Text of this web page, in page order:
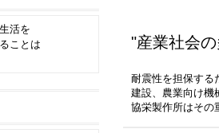
"産業社会
耐震性を担保する
建設、農業向け機
協栄製作所はその
活を
ことは